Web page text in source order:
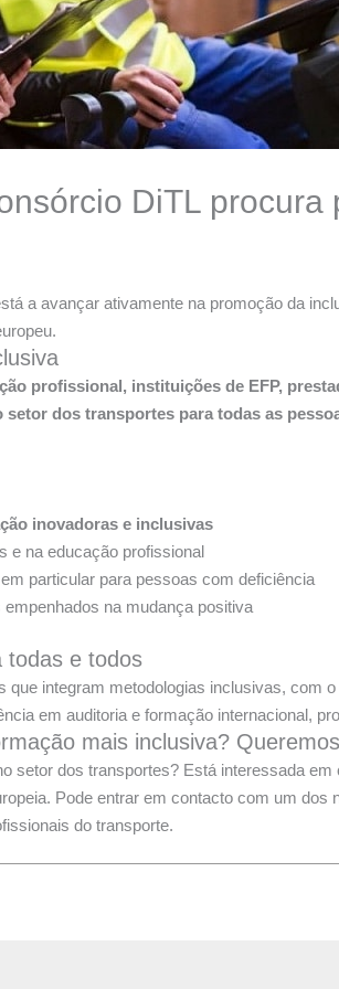
DiTL
a avançar ativamente na promoção da
profissional, instituições de EFP,
dos transportes para todas as
inovadoras e inclusivas
e na educação profissional
particular para pessoas com deficiência
na mudança positiva
todas e todos
integram metodologias inclusivas, com
em auditoria e formação internacional,
mais inclusiva?
setor dos transportes? Está interessada
Pode entrar em contacto com um
do transporte.